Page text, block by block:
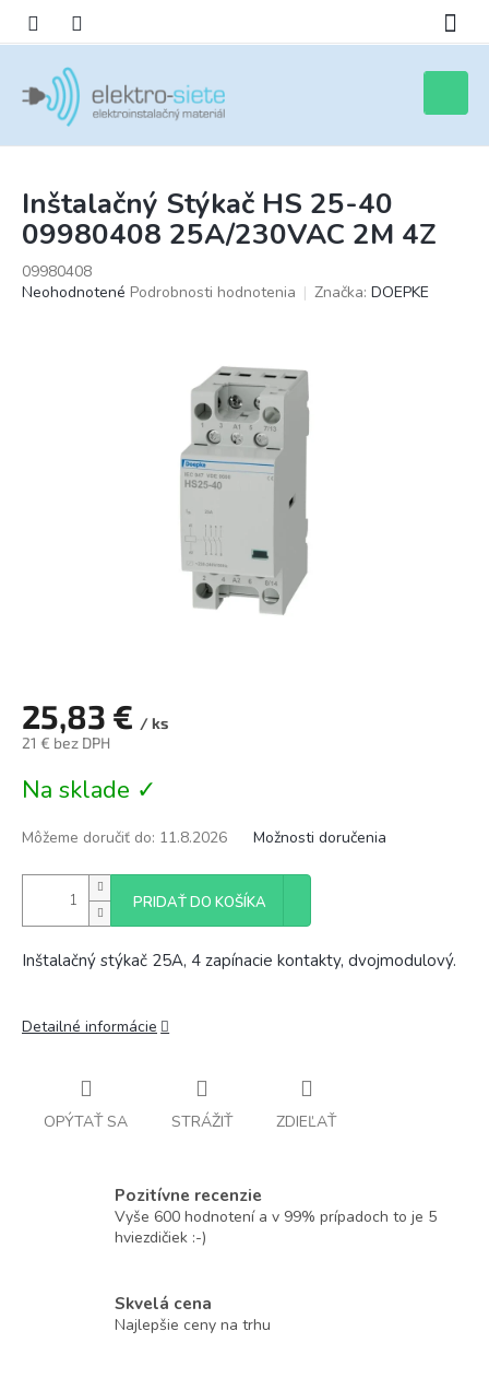
obsah
košík
Inštalačný Stýkač HS 25-40
09980408 25A/230VAC 2M 4Z
09980408
Priemerné
Neohodnotené Podrobnosti hodnotenia Značka: DOEPKE
25,83 € / ks
21 € bez DPH
cena:
Na sklade ✓
Môžeme doručiť do: 11.8.2026 Možnosti doručenia
PRIDAŤ DO KOŠÍKA
Inštalačný stýkač 25A, 4 zapínacie kontakty, dvojmodulový.
Detailné informácie
OPÝTAŤ SA STRÁŽIŤ ZDIEĽAŤ
Pozitívne recenzie
Vyše 600 hodnotení a v 99% prípadoch to je 5
hviezdičiek :-)
Skvelá cena
Najlepšie ceny na trhu